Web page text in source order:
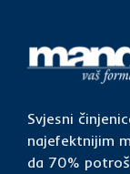
Svjesni
najefektnijim
da 70%